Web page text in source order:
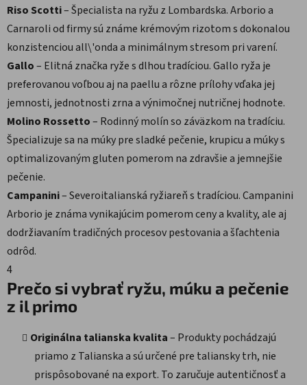
Riso Scotti– Špecialista na ryžu z Lombardska. Arborio a
Carnaroli od firmy sú známe krémovým rizotom s dokonalou
konzistenciou all\'onda a minimálnym stresom pri varení.
Gallo– Elitná značka ryže s dlhou tradíciou. Gallo ryža je
preferovanou voľbou aj na paellu a rôzne prílohy vďaka jej
jemnosti, jednotnosti zrna a výnimočnej nutričnej hodnote.
Molino Rossetto– Rodinný molín so záväzkom na tradíciu.
Špecializuje sa na múky pre sladké pečenie, krupicu a múky s
optimalizovaným gluten pomerom na zdravšie a jemnejšie
pečenie.
Campanini– Severoitalianská ryžiareň s tradíciou. Campanini
Arborio je známa vynikajúcim pomerom ceny a kvality, ale aj
dodržiavaním tradičných procesov pestovania a šľachtenia
odrôd.
4
Prečo si vybrať ryžu, múku a pečenie
z il primo
Originálna talianska kvalita– Produkty pochádzajú
priamo z Talianska a sú určené pre taliansky trh, nie
prispôsobované na export. To zaručuje autentičnosť a